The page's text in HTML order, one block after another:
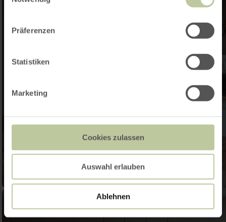
Präferenzen
Statistiken
Marketing
Cookies zulassen
Auswahl erlauben
Ablehnen